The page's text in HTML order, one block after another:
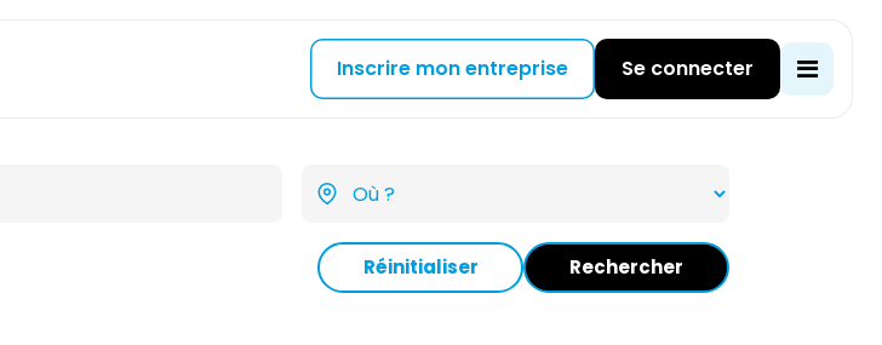
Inscrire mon entreprise Se connecter
Réinitialiser Rechercher